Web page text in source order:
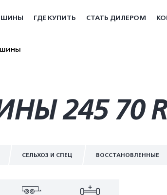
ШИНЫ ГДЕ КУПИТЬ СТАТЬ ДИЛЕРОМ
шины
245 70
СЕЛЬХОЗ И СПЕЦ ВОССТАНОВЛЕННЫЕ